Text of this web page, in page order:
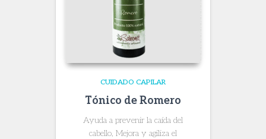
CUIDADO CAPILAR
Tónico de Romero
Ayuda a prevenir la caída del
cabello, Mejora y agiliza el